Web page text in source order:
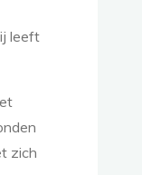
leeft
zich